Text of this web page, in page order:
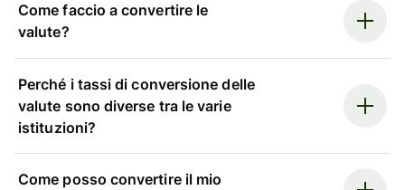
Come faccio a convertire le
valute?
Perché i tassi di conversione delle
valute sono diverse tra le varie
istituzioni?
Come posso convertire il mio